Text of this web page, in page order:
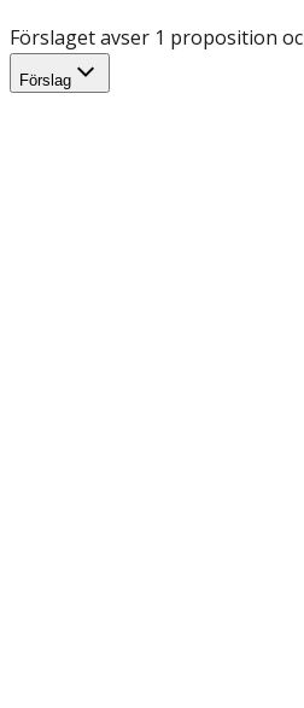
Förslaget avser 1 proposition
Förslag